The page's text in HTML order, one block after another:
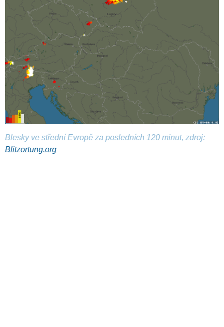
Blesky ve střední Evropě za posledních 120 minut, zdroj:
Blitzortung.org